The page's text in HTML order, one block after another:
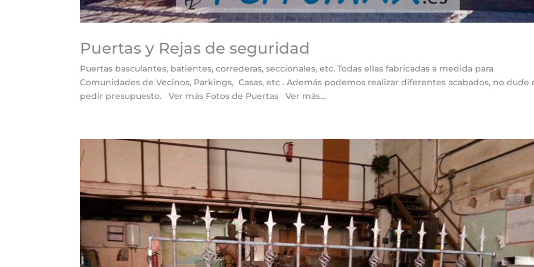
Puertas y Rejas de seguridad
Puertas basculantes, batientes, correderas, seccionales, etc. Todas ellas fabricadas a medida para
Comunidades de Vecinos, Parkings, Casas, etc . Además podemos realizar diferentes acabados, no dude
pedir presupuesto. Ver más Fotos de Puertas Ver más...